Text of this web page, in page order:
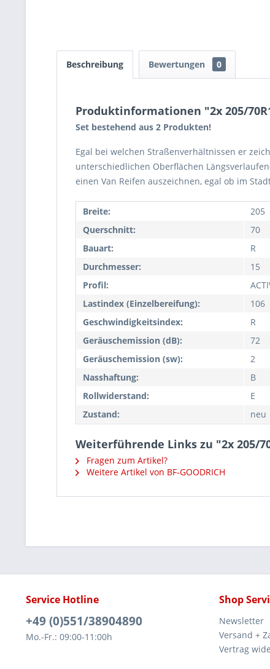
Beschreibung Bewertungen 0
Produktinformationen "2x 205/
Set bestehend aus 2 Produkten!
Egal bei welchen Straßenverhältnissen er
unterschiedlichen Oberflächen
einen Van Reifen auszeichnen, egal ob im
Breite:
205
Querschnitt:
70
Bauart:
R
Durchmesser:
15
Profil:
Lastindex (Einzelbereifung):
106
Geschwindigkeitsindex:
R
Geräuschemission (dB):
72
Geräuschemission (sw):
2
Nasshaftung:
B
Rollwiderstand:
E
Zustand:
neu
Weiterführende Links zu "2x 205/
Fragen zum Artikel?
Weitere Artikel von BF-GOODRICH
Service Hotline
+49 (0)551/38904890
Mo.-Fr.: 09:00-11:00h
Shop
Newsletter
Versand +
Vertrag